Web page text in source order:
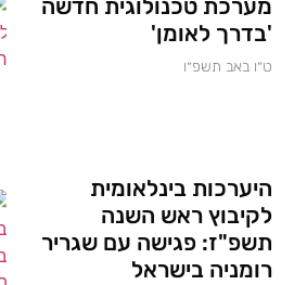
מערכת טכנולוגית חדשה
'בדרך לאומן'
ט״ו באב תשפ״ו
היערכות בינלאומית
לקיבוץ ראש השנה
תשפ"ז: פגישה עם שגריר
רומניה בישראל